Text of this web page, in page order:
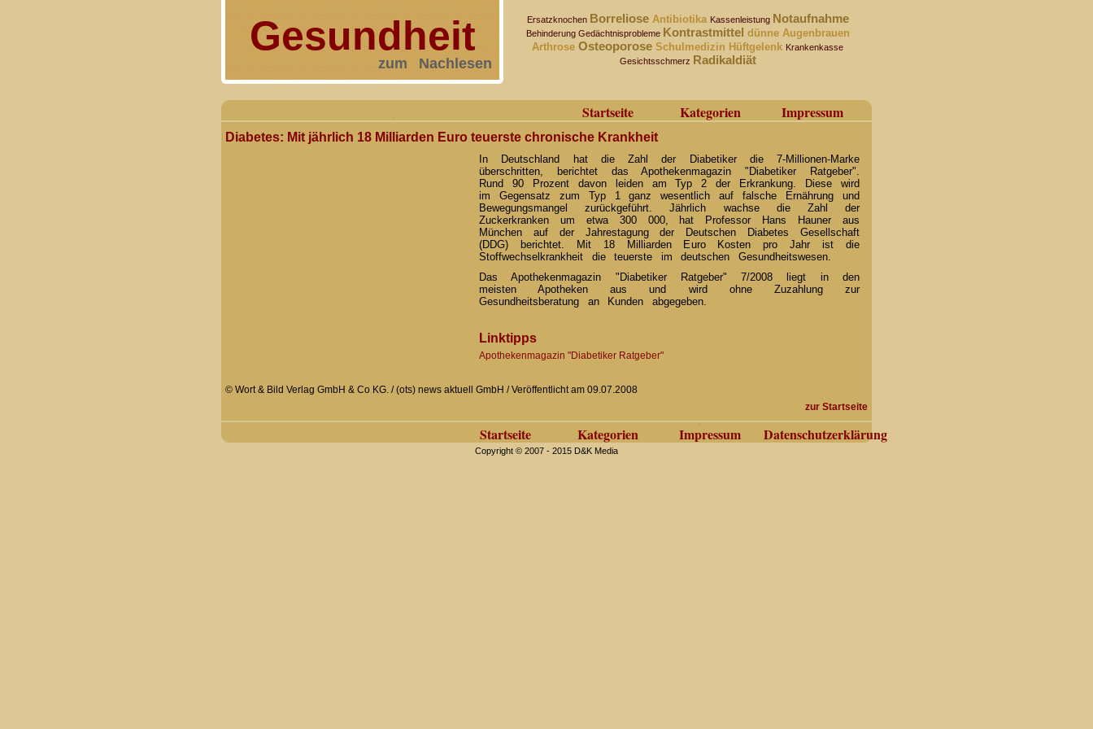
Gesundheit
zum Nachlesen
Ersatzknochen Borreliose Antibiotika Kassenleistung Notaufnahme
Behinderung Gedächtnisprobleme Kontrastmittel dünne Augenbrauen
Arthrose Osteoporose Schulmedizin Hüftgelenk Krankenkasse
Gesichtsschmerz Radikaldiät
Startseite Kategorien Impressum
Diabetes: Mit jährlich 18 Milliarden Euro teuerste chronische Krankheit
In Deutschland hat die Zahl der Diabetiker die 7-Millionen-Marke
überschritten, berichtet das Apothekenmagazin "Diabetiker Ratgeber".
Rund 90 Prozent davon leiden am Typ 2 der Erkrankung. Diese wird
im Gegensatz zum Typ 1 ganz wesentlich auf falsche Ernährung und
Bewegungsmangel zurückgeführt. Jährlich wachse die Zahl der
Zuckerkranken um etwa 300 000, hat Professor Hans Hauner aus
München auf der Jahrestagung der Deutschen Diabetes Gesellschaft
(DDG) berichtet. Mit 18 Milliarden Euro Kosten pro Jahr ist die
Stoffwechselkrankheit die teuerste im deutschen Gesundheitswesen.
Das Apothekenmagazin "Diabetiker Ratgeber" 7/2008 liegt in den
meisten Apotheken aus und wird ohne Zuzahlung zur
Gesundheitsberatung an Kunden abgegeben.
Linktipps
Apothekenmagazin "Diabetiker Ratgeber"
© Wort & Bild Verlag GmbH & Co KG. / (ots) news aktuell GmbH / Veröffentlicht am 09.07.2008
zur Startseite
Startseite Kategorien Impressum Datenschutzerklärung
Copyright © 2007 - 2015 D&K Media